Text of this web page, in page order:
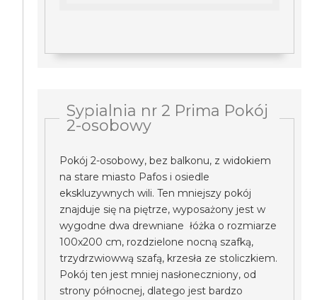
Sypialnia nr 2 Prima Pokój
2-osobowy
Pokój 2-osobowy, bez balkonu, z widokiem
na stare miasto Pafos i osiedle
ekskluzywnych wili. Ten mniejszy pokój
znajduje się na piętrze, wyposażony jest w
wygodne dwa drewniane łóżka o rozmiarze
100x200 cm, rozdzielone nocną szafką,
trzydrzwiowwą szafą, krzesła ze stoliczkiem.
Pokój ten jest mniej nasłoneczniony, od
strony północnej, dlatego jest bardzo